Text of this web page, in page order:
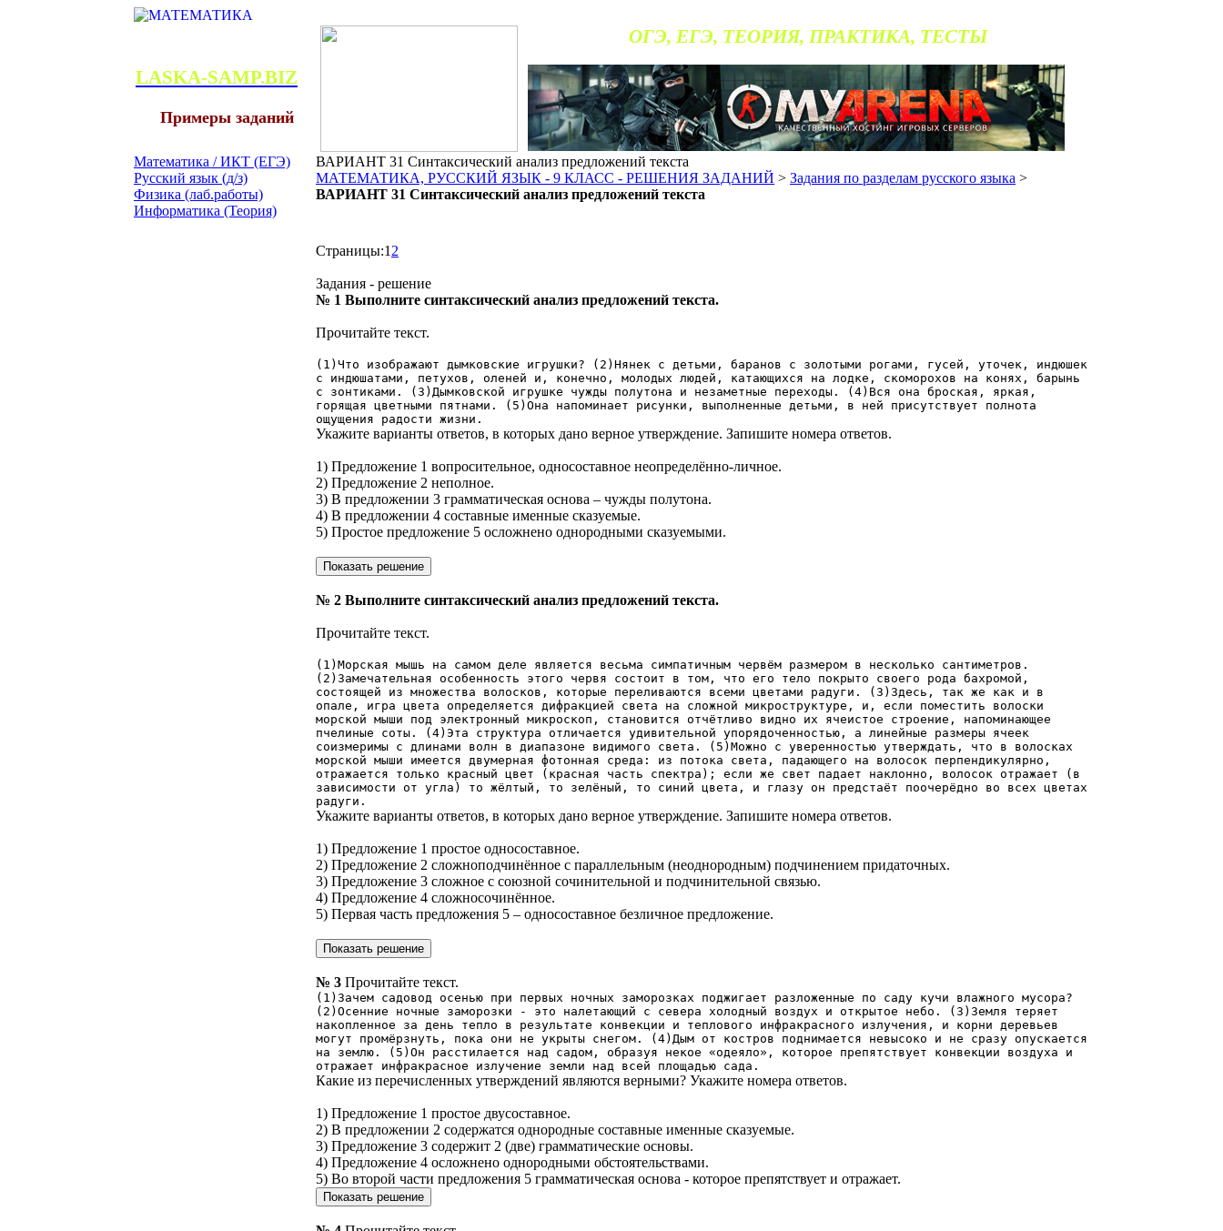
LASKA-SAMP.BIZ
Примеры заданий
ОГЭ, ЕГЭ, ТЕОРИЯ, ПРАКТИКА, ТЕСТЫ
Математика / ИКТ (ЕГЭ)
Русский язык (д/з)
Физика (лаб.работы)
Информатика (Теория)
ВАРИАНТ 31 Синтаксический анализ предложений текста
МАТЕМАТИКА, РУССКИЙ ЯЗЫК - 9 КЛАСС - РЕШЕНИЯ ЗАДАНИЙ > Задания по разделам русского языка >
ВАРИАНТ 31 Синтаксический анализ предложений текста
Страницы:1 2
Задания - решение
№ 1 Выполните синтаксический анализ предложений текста.
Прочитайте текст.
(1)Что изображают дымковские игрушки? (2)Нянек с детьми, баранов с золотыми рогами, гусей, уточек, индюшек
с индюшатами, петухов, оленей и, конечно, молодых людей, катающихся на лодке, скоморохов на конях, барынь
с зонтиками. (3)Дымковской игрушке чужды полутона и незаметные переходы. (4)Вся она броская, яркая,
горящая цветными пятнами. (5)Она напоминает рисунки, выполненные детьми, в ней присутствует полнота
ощущения радости жизни.
Укажите варианты ответов, в которых дано верное утверждение. Запишите номера ответов.
1) Предложение 1 вопросительное, односоставное неопределённо-личное.
2) Предложение 2 неполное.
3) В предложении 3 грамматическая основа – чужды полутона.
4) В предложении 4 составные именные сказуемые.
5) Простое предложение 5 осложнено однородными сказуемыми.
№ 2 Выполните синтаксический анализ предложений текста.
Прочитайте текст.
(1)Морская мышь на самом деле является весьма симпатичным червём размером в несколько сантиметров.
(2)Замечательная особенность этого червя состоит в том, что его тело покрыто своего рода бахромой,
состоящей из множества волосков, которые переливаются всеми цветами радуги. (3)Здесь, так же как и в
опале, игра цвета определяется дифракцией света на сложной микроструктуре, и, если поместить волоски
морской мыши под электронный микроскоп, становится отчётливо видно их ячеистое строение, напоминающее
пчелиные соты. (4)Эта структура отличается удивительной упорядоченностью, а линейные размеры ячеек
соизмеримы с длинами волн в диапазоне видимого света. (5)Можно с уверенностью утверждать, что в волосках
морской мыши имеется двумерная фотонная среда: из потока света, падающего на волосок перпендикулярно,
отражается только красный цвет (красная часть спектра); если же свет падает наклонно, волосок отражает (в
зависимости от угла) то жёлтый, то зелёный, то синий цвета, и глазу он предстаёт поочерёдно во всех цветах
радуги.
Укажите варианты ответов, в которых дано верное утверждение. Запишите номера ответов.
1) Предложение 1 простое односоставное.
2) Предложение 2 сложноподчинённое с параллельным (неоднородным) подчинением придаточных.
3) Предложение 3 сложное с союзной сочинительной и подчинительной связью.
4) Предложение 4 сложносочинённое.
5) Первая часть предложения 5 – односоставное безличное предложение.
№ 3 Прочитайте текст.
(1)3ачем садовод осенью при первых ночных заморозках поджигает разложенные по саду кучи влажного мусора?
(2)Осенние ночные заморозки - это налетающий с севера холодный воздух и открытое небо. (З)Земля теряет
накопленное за день тепло в результате конвекции и теплового инфракрасного излучения, и корни деревьев
могут промёрзнуть, пока они не укрыты снегом. (4)Дым от костров поднимается невысоко и не сразу опускается
на землю. (5)Он расстилается над садом, образуя некое «одеяло», которое препятствует конвекции воздуха и
отражает инфракрасное излучение земли над всей площадью сада.
Какие из перечисленных утверждений являются верными? Укажите номера ответов.
1) Предложение 1 простое двусоставное.
2) В предложении 2 содержатся однородные составные именные сказуемые.
3) Предложение 3 содержит 2 (две) грамматические основы.
4) Предложение 4 осложнено однородными обстоятельствами.
5) Во второй части предложения 5 грамматическая основа - которое препятствует и отражает.